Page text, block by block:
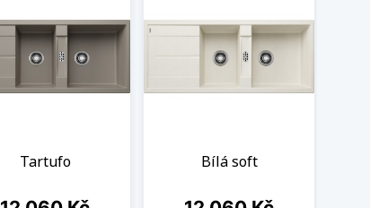
Tartufo
Cena
Bílá soft
Cena